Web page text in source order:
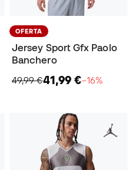
OFERTA
Jersey Sport Gfx Paolo
Banchero
49,99 €41,99 €−16%